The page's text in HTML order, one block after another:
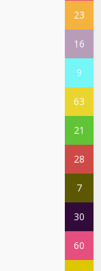
23
16
9
63
21
28
7
30
60